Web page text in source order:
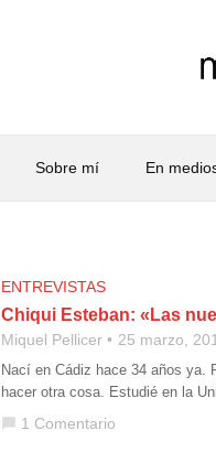
Sobre mí En
ENTREVISTAS
Chiqui Esteban: «Las
Miquel Pellicer 25 marzo,
Nací en Cádiz hace 34 años ya.
hacer otra cosa. Estudié en la
chat_bubble 1 Comentario